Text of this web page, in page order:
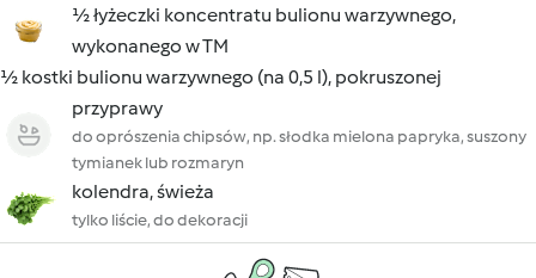
½ łyżeczki koncentratu bulionu warzywnego,
wykonanego w TM
½ kostki bulionu warzywnego (na 0,5 l), pokruszonej
przyprawy
do oprószenia chipsów, np. słodka mielona papryka, suszony
tymianek lub rozmaryn
kolendra, świeża
tylko liście, do dekoracji